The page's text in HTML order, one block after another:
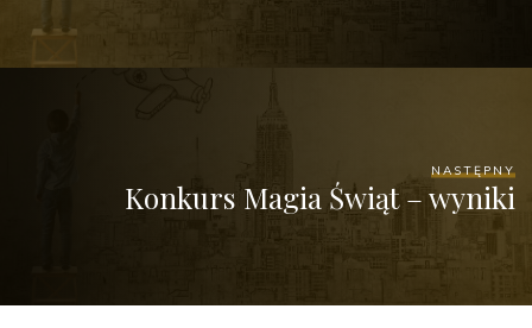
NASTĘPNY
Konkurs Magia Świąt – wyniki